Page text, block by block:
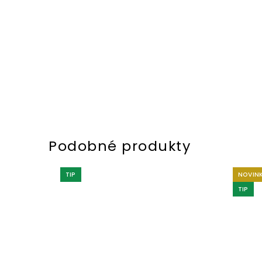
TIP
TIP